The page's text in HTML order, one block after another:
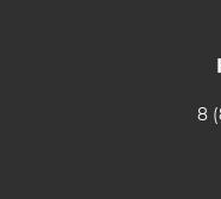
8